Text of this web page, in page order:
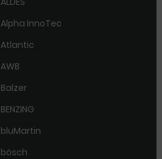
Alpha InnoTec
Atlantic
AWB
Balzer
BENZING
bluMartin
bösch